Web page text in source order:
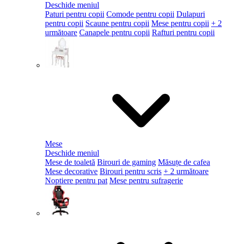
Deschide meniul
Paturi pentru copii Comode pentru copii Dulapuri
pentru copii Scaune pentru copii Mese pentru copii + 2
următoare Canapele pentru copii Rafturi pentru copii
Mese
Deschide meniul
Mese de toaletă Birouri de gaming Măsuțe de cafea
Mese decorative Birouri pentru scris + 2 următoare
Noptiere pentru pat Mese pentru sufragerie